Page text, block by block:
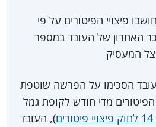
עד שנת 2008 חושבו פיצויי הפיטורים על פי
האחרון של העובד במספר
המעסיק
הסכימו על הפרשה שוטפת
הפיטורים מדי חודש לקופת גמל
), העובד